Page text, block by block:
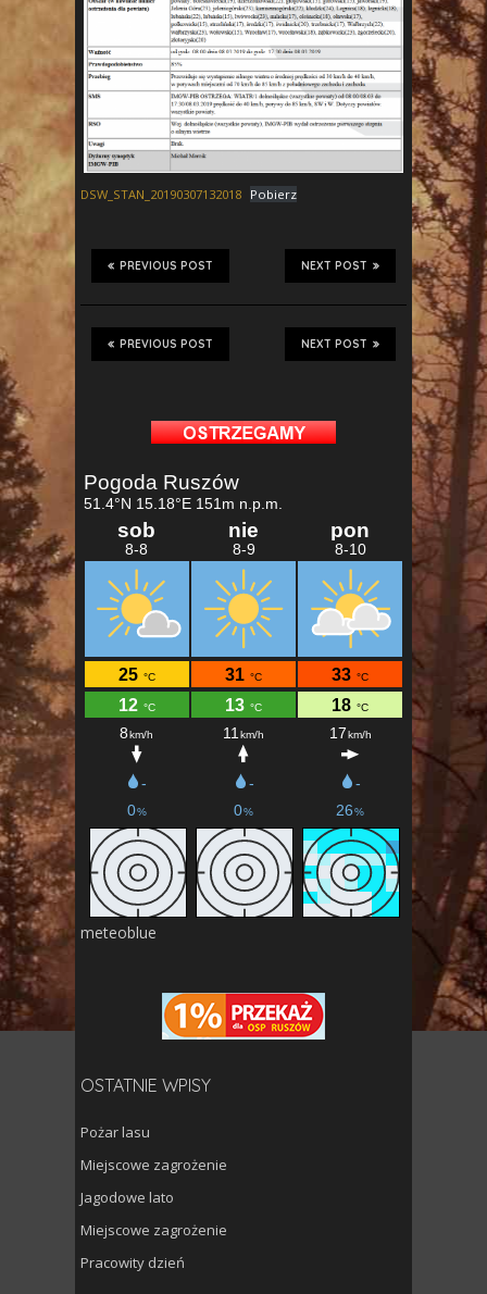
DSW_STAN_20190307132018 Pobierz
NEXT POST
PREVIOUS POST
NEXT POST
PREVIOUS POST
meteoblue
OSTATNIE WPISY
Pożar lasu
Miejscowe zagrożenie
Jagodowe lato
Miejscowe zagrożenie
Pracowity dzień